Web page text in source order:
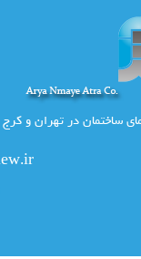
ساختمان در تهران و کرج